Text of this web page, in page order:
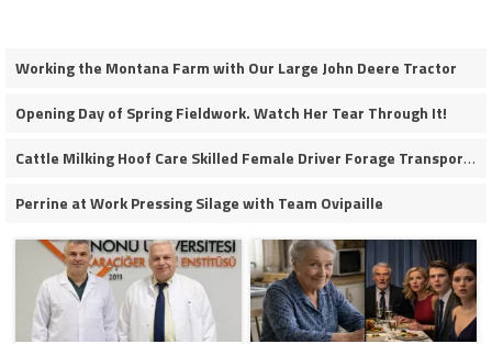
Working the Montana Farm with Our Large John Deere Tractor
Opening Day of Spring Fieldwork. Watch Her Tear Through It!
Cattle Milking Hoof Care Skilled Female Driver Forage Transport Calf Moving Operations
Perrine at Work Pressing Silage with Team Ovipaille